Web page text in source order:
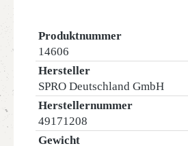
Produktnummer
14606
Hersteller
SPRO Deutschland GmbH
Herstellernummer
49171208
Gewicht